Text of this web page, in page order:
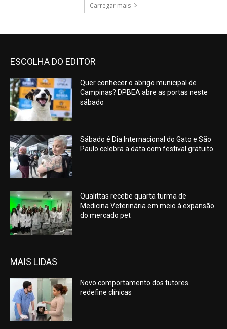
Carregar mais
ESCOLHA DO EDITOR
Quer conhecer o abrigo municipal de
Campinas? DPBEA abre as portas neste
sábado
Sábado é Dia Internacional do Gato e São
Paulo celebra a data com festival gratuito
Qualittas recebe quarta turma de
Medicina Veterinária em meio à expansão
do mercado pet
MAIS LIDAS
Novo comportamento dos tutores
redefine clínicas